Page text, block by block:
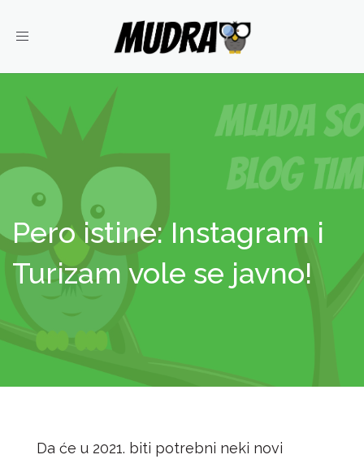
Toggle
Pero istine: Instagram i
Turizam vole se javno!
Da će u 2021. biti potrebni neki novi